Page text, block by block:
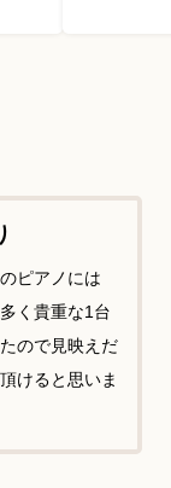
ピアノには
く貴重な1台
ので見映えだ
けると思いま